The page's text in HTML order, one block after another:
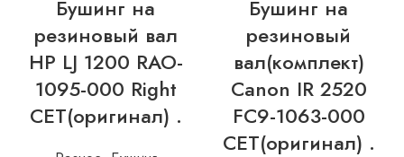
Бушинг на
резиновый вал
HP LJ 1200 RAO-
1095-000 Right
CET(оригинал) .
Бушинг на
резиновый
вал(комплект)
Canon IR 2520
FC9-1063-000
CET(оригинал) .